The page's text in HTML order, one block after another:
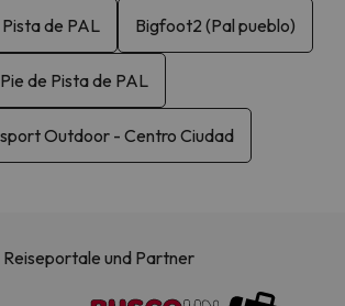
de PAL Bigfoot2 (Pal pueblo)
de Pista de PAL
Outdoor - Centro Ciudad
Reiseportale und Partner